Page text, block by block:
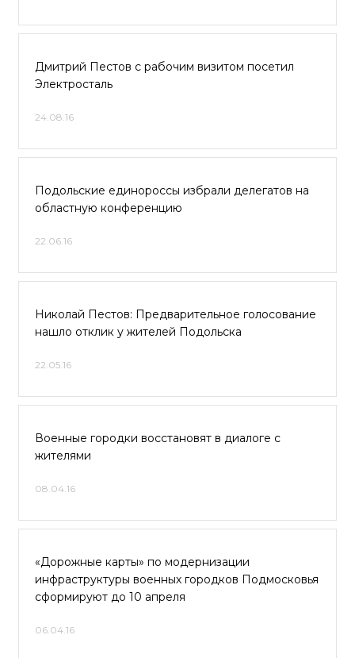
Дмитрий Пестов с рабочим визитом посетил
Электросталь
24.08.16
Подольские единороссы избрали делегатов на
областную конференцию
22.06.16
Николай Пестов: Предварительное голосование
нашло отклик у жителей Подольска
22.05.16
Военные городки восстановят в диалоге с
жителями
08.04.16
«Дорожные карты» по модернизации
инфраструктуры военных городков Подмосковья
сформируют до 10 апреля
06.04.16